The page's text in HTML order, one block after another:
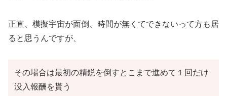
正直、模擬宇宙が面倒、時間が無くてできないって方も居
ると思うんですが、
その場合は最初の精鋭を倒すとこまで進めて１回だけ
没入報酬を貰う